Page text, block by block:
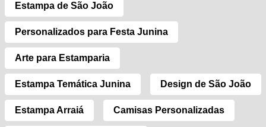
Estampa de São João
Personalizados para Festa Junina
Arte para Estamparia
Estampa Temática Junina Design de São João
Estampa Arraiá Camisas Personalizadas